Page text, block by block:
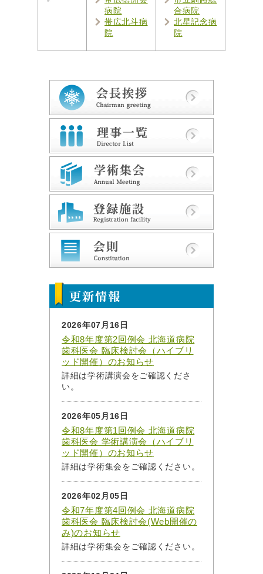
病院
帯広北斗病
院
合病院
北星記念病
院
2026年07月16日
令和8年度第2回例会 北海道病院
歯科医会 臨床検討会（ハイブリ
ッド開催）のお知らせ
詳細は学術講演会をご確認くださ
い。
2026年05月16日
令和8年度第1回例会 北海道病院
歯科医会 学術講演会（ハイブリ
ッド開催）のお知らせ
詳細は学術集会をご確認ください。
2026年02月05日
令和7年度第4回例会 北海道病院
歯科医会 臨床検討会(Web開催の
み)のお知らせ
詳細は学術集会をご確認ください。